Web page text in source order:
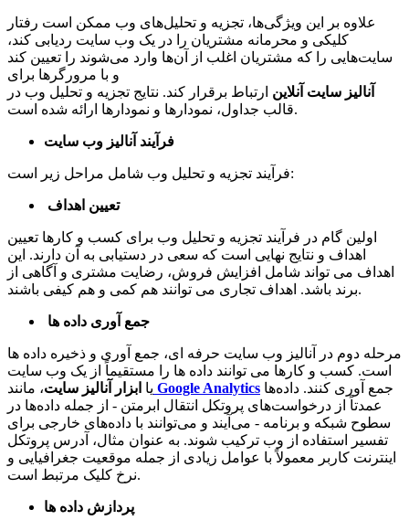
علاوه بر این ویژگی‌ها، تجزیه‌ و تحلیل‌های وب ممکن است رفتار
کلیکی و محرمانه مشتریان را در یک وب‌ سایت ردیابی کند،
سایت‌هایی را که مشتریان اغلب از آن‌ها وارد می‌شوند را تعیین کند
آنالیز سایت آنلاین ارتباط برقرار کند. نتایج تجزیه و تحلیل وب در
قالب جداول، نمودارها و نمودارها ارائه شده است.
فرآیند آنالیز وب سایت
فرآیند تجزیه و تحلیل وب شامل مراحل زیر است:
تعیین اهداف
اولین گام در فرآیند تجزیه و تحلیل وب برای کسب و کارها تعیین
اهداف و نتایج نهایی است که سعی در دستیابی به آن دارند. این
اهداف می تواند شامل افزایش فروش، رضایت مشتری و آگاهی از
برند باشد. اهداف تجاری می توانند هم کمی و هم کیفی باشند.
جمع آوری داده ها
مرحله دوم در آنالیز وب سایت حرفه ای، جمع آوری و ذخیره داده ها
است. کسب و کارها می توانند داده ها را مستقیماً از یک وب سایت
یا ابزار آنالیز سایت، مانند Google Analytics
عمدتاً از درخواست‌های پروتکل انتقال ابرمتن - از جمله داده‌ها در
سطوح شبکه و برنامه - می‌آیند و می‌توانند با داده‌های خارجی برای
تفسیر استفاده از وب ترکیب شوند. به عنوان مثال، آدرس پروتکل
اینترنت کاربر معمولاً با عوامل زیادی از جمله موقعیت جغرافیایی و
نرخ کلیک مرتبط است.
پردازش داده ها